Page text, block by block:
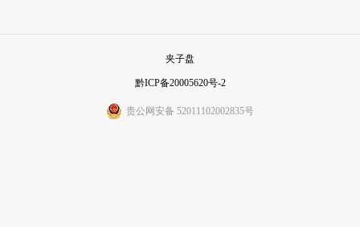
夹子盘
黔ICP备20005620号-2
贵公网安备 52011102002835号